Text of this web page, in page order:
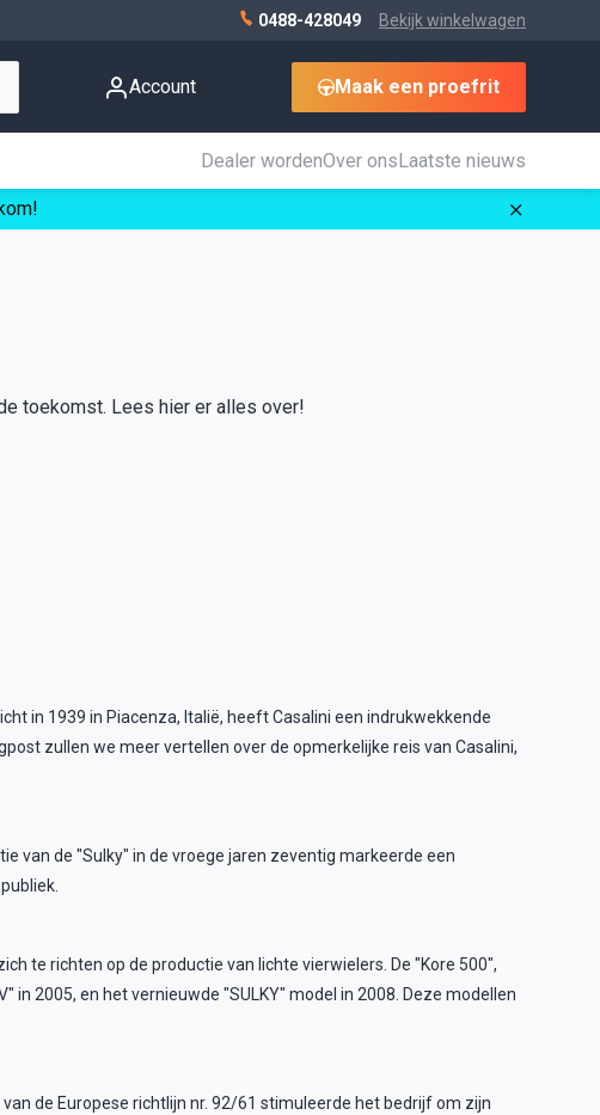
0488-428049 Bekijk winkelwagen
Account Maak een proefrit
Dealer wordenOver onsLaatste nieuws
toekomst. Lees hier er alles over!
in 1939 in Piacenza, Italië, heeft Casalini een indrukwekkende
zullen we meer vertellen over de opmerkelijke reis van Casalini,
van de "Sulky" in de vroege jaren zeventig markeerde een
te richten op de productie van lichte vierwielers. De "Kore 500",
in 2005, en het vernieuwde "SULKY" model in 2008. Deze modellen
de Europese richtlijn nr. 92/61 stimuleerde het bedrijf om zijn